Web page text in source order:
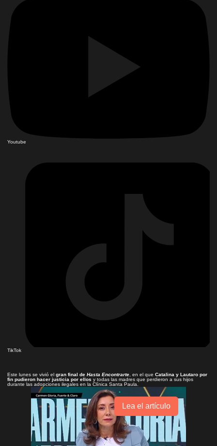
Youtube
TikTok
Este lunes se vivió el gran final de Hasta Encontrarte , en el que Catalina y Lautaro por
fin pudieron hacer justicia por ellos y todas las madres que perdieron a sus hijos
durante las adopciones ilegales en la Clínica Santa Paula.
Lea el artículo